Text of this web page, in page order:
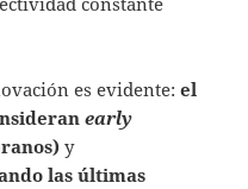
es evidente:el
early
y
las últimas